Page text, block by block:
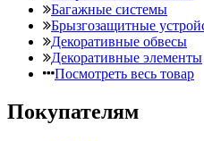
Багажные системы
Брызгозащитные
Декоративные обвесы
Декоративные элементы
Посмотреть весь товар
Покупателям